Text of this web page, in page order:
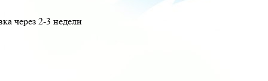
через 2-3 недели